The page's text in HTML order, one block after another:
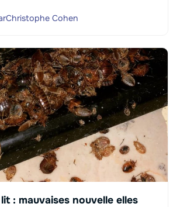
Christophe Cohen
: mauvaises nouvelle elles